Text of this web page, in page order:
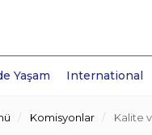
Yaşam International
Komisyonlar Kalite